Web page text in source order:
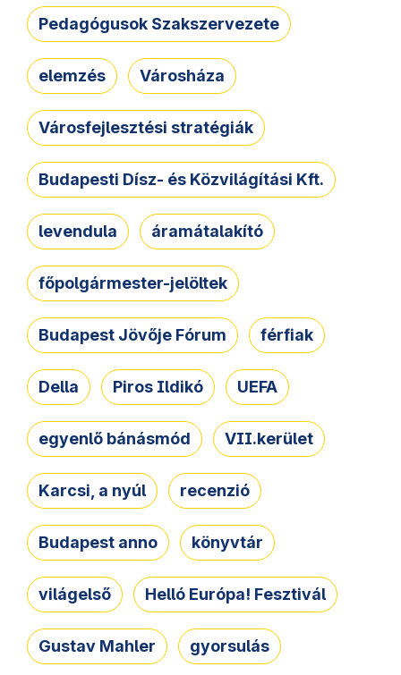
Pedagógusok Szakszervezete
elemzés Városháza
Városfejlesztési stratégiák
Budapesti Dísz- és Közvilágítási Kft.
levendula áramátalakító
főpolgármester-jelöltek
Budapest Jövője Fórum férfiak
Della Piros Ildikó UEFA
egyenlő bánásmód VII.kerület
Karcsi, a nyúl recenzió
Budapest anno könyvtár
világelső Helló Európa! Fesztivál
Gustav Mahler gyorsulás